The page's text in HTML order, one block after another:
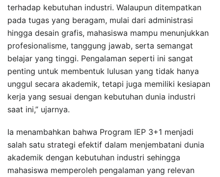
terhadap kebutuhan industri. Walaupun ditempatkan
pada tugas yang beragam, mulai dari administrasi
hingga desain grafis, mahasiswa mampu menunjukkan
profesionalisme, tanggung jawab, serta semangat
belajar yang tinggi. Pengalaman seperti ini sangat
penting untuk membentuk lulusan yang tidak hanya
unggul secara akademik, tetapi juga memiliki kesiapan
kerja yang sesuai dengan kebutuhan dunia industri
saat ini,” ujarnya.
Ia menambahkan bahwa Program IEP 3+1 menjadi
salah satu strategi efektif dalam menjembatani dunia
akademik dengan kebutuhan industri sehingga
mahasiswa memperoleh pengalaman yang relevan